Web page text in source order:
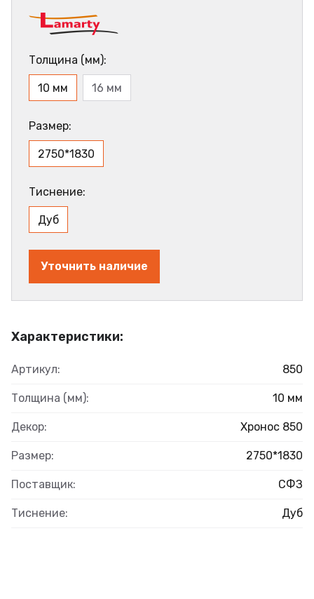
Характеристики:
Артикул: 850
Толщина (мм): 10 мм
Декор: Хронос 850
Размер: 2750*1830
Поставщик: СФЗ
Тиснение: Дуб
Толщина (мм):
10 мм 16 мм
Размер:
2750*1830
Тиснение:
Дуб
Уточнить наличие